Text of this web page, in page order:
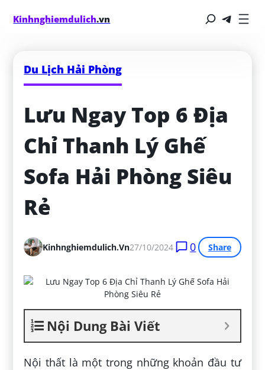
Kinhnghiemdulich.vn
Du Lịch Hải Phòng
Lưu Ngay Top 6 Địa
Chỉ Thanh Lý Ghế
Sofa Hải Phòng Siêu
Rẻ
Kinhnghiemdulich.vn27/10/2024 0 Share
Nội Dung Bài Viết
Nội thất là một trong những khoản đầu tư